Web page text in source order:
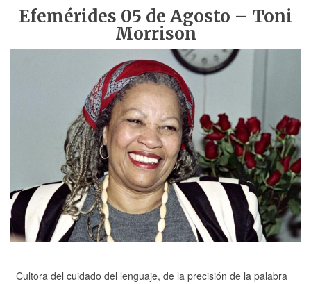
Efemérides 05 de Agosto – Toni
Morrison
Cultora del cuidado del lenguaje, de la precisión de la palabra